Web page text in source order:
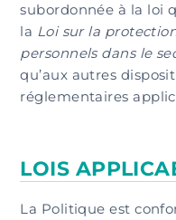
subordonnée à la loi
la Loi sur la
personnels dans le
qu’aux autres
réglementaires
LOIS
La Politique est